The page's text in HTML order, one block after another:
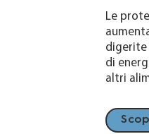
Le
digerite
di
altri